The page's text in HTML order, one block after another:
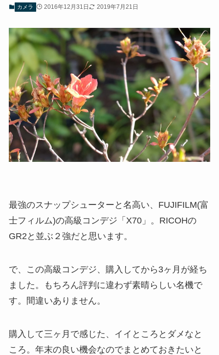
カメラ 2016年12月31日 2019年7月21日
最強のスナップシューターと名高い、FUJIFILM(富
士フィルム)の高級コンデジ「X70」。RICOHの
GR2と並ぶ２強だと思います。
で、この高級コンデジ、購入してから3ヶ月が経ち
ました。もちろん評判に違わず素晴らしい名機で
す。間違いありません。
購入して三ヶ月で感じた、イイところとダメなと
ころ。年末の良い機会なのでまとめておきたいと